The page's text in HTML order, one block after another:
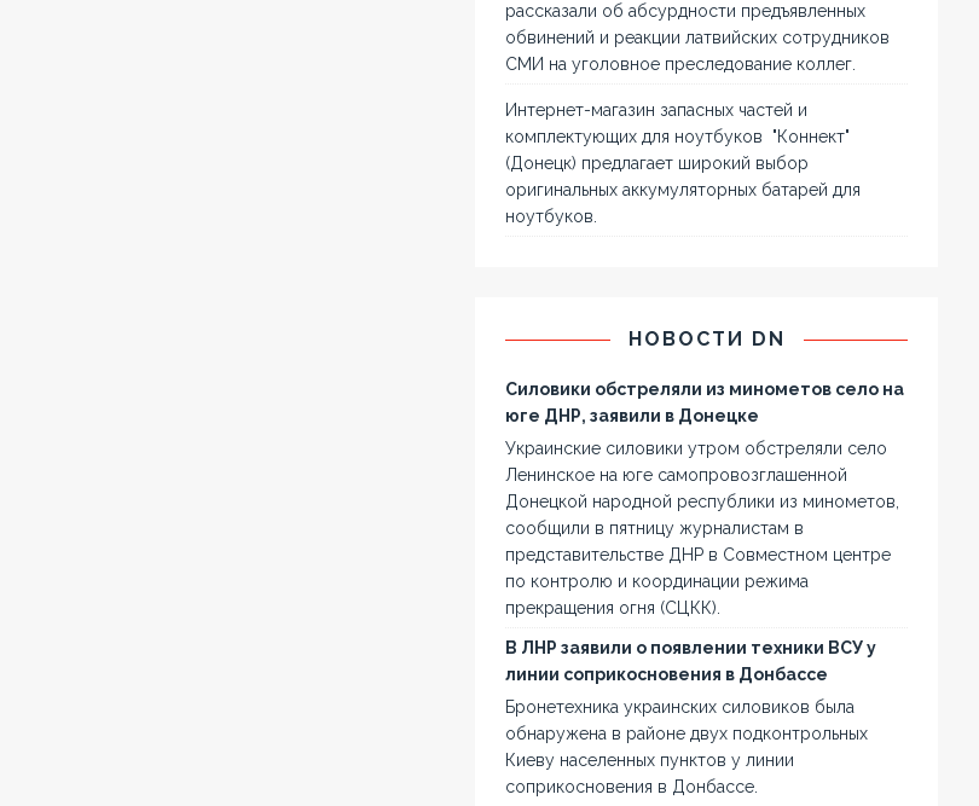
рассказали об абсурдности предъявленных
обвинений и реакции латвийских сотрудников
СМИ на уголовное преследование коллег.
Интернет-магазин запасных частей и
комплектующих для ноутбуков "Коннект"
(Донецк) предлагает широкий выбор
оригинальных аккумуляторных батарей для
ноутбуков.
НОВОСТИ DN
Силовики обстреляли из минометов село на
юге ДНР, заявили в Донецке
Украинские силовики утром обстреляли село
Ленинское на юге самопровозглашенной
Донецкой народной республики из минометов,
сообщили в пятницу журналистам в
представительстве ДНР в Совместном центре
по контролю и координации режима
прекращения огня (СЦКК).
В ЛНР заявили о появлении техники ВСУ у
линии соприкосновения в Донбассе
Бронетехника украинских силовиков была
обнаружена в районе двух подконтрольных
Киеву населенных пунктов у линии
соприкосновения в Донбассе.